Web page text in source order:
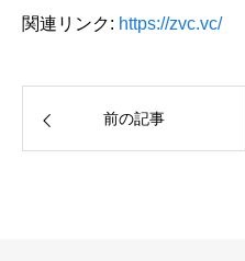
関連リンク: https://zvc.vc/
前の記事